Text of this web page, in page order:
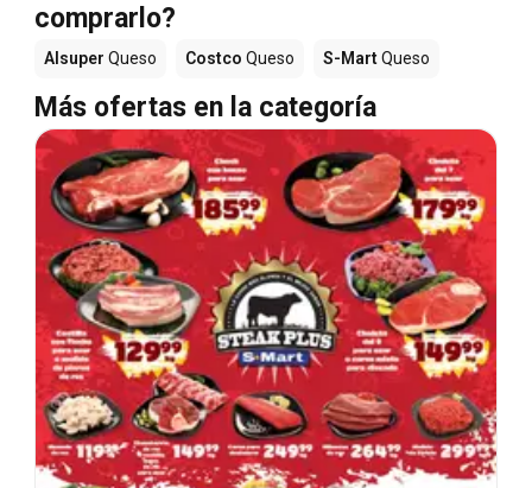
comprarlo?
Alsuper Queso Costco Queso S-MartQueso
Más ofertas en la categoría